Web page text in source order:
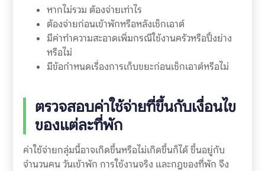
หากไม่รวม ต้องจ่ายเท่าไร
ต้องจ่ายก่อนเข้าพักหรือหลังเช็กเอาต์
มีค่าทำความสะอาดเพิ่มกรณีใช้งานครัวหรือปิ้งย่าง
หรือไม่
มีข้อกำหนดเรื่องการเก็บขยะก่อนเช็กเอาต์หรือไม่
ตรวจสอบค่าใช้จ่ายที่ขึ้นกับเงื่อนไข
ของแต่ละที่พัก
ค่าใช้จ่ายกลุ่มนี้อาจเกิดขึ้นหรือไม่เกิดขึ้นก็ได้ ขึ้นอยู่กับ
จำนวนคน วันเข้าพัก การใช้งานจริง และกฎของที่พัก จึง